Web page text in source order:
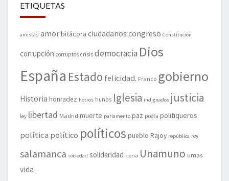
ETIQUETAS
amistad amorbitácora ciudadanos congreso Constitución
corrupción corruptos crisis democracia Dios
España Estado felicidad. Franco gobierno
Historia honradez hotros hunos Iglesia indignados justicia
ley libertad Madrid muerte parlamento paz poeta politiqueros
política político políticos pueblo Rajoy república rey
salamanca sociedad solidaridad tierra Unamuno urnas
vida